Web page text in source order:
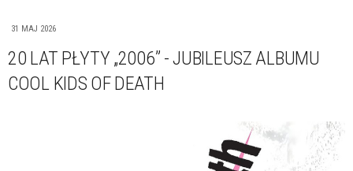
31 MAJ 2026
20 LAT PŁYTY „2006” - JUBILEUSZ ALBUMU
COOL KIDS OF DEATH